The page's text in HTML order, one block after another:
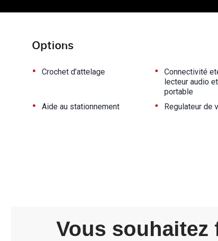
Options
• Crochet d’attelage •
Connectivité
lecteur audio
portable
• Aide au stationnement • Regulateur de
Vous souhaitez